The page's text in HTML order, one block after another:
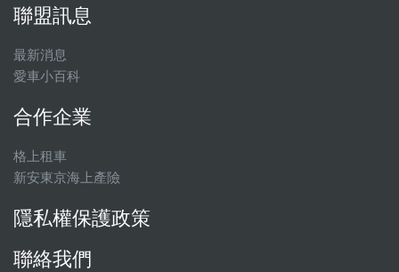
聯盟訊息
最新消息
愛車小百科
合作企業
格上租車
新安東京海上產險
隱私權保護政策
聯絡我們